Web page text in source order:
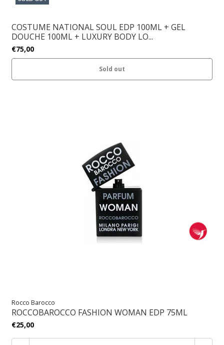
COSTUME NATIONAL SOUL EDP 100ML + GEL
DOUCHE 100ML + LUXURY BODY LO...
€75,00
Sold out
Rocco Barocco
ROCCOBAROCCO FASHION WOMAN EDP 75ML
€25,00